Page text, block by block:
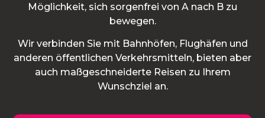
Möglichkeit, sich sorgenfrei von A nach B zu
bewegen.
Wir verbinden Sie mit Bahnhöfen, Flughäfen und
anderen öffentlichen Verkehrsmitteln, bieten aber
auch maßgeschneiderte Reisen zu Ihrem
Wunschziel an.